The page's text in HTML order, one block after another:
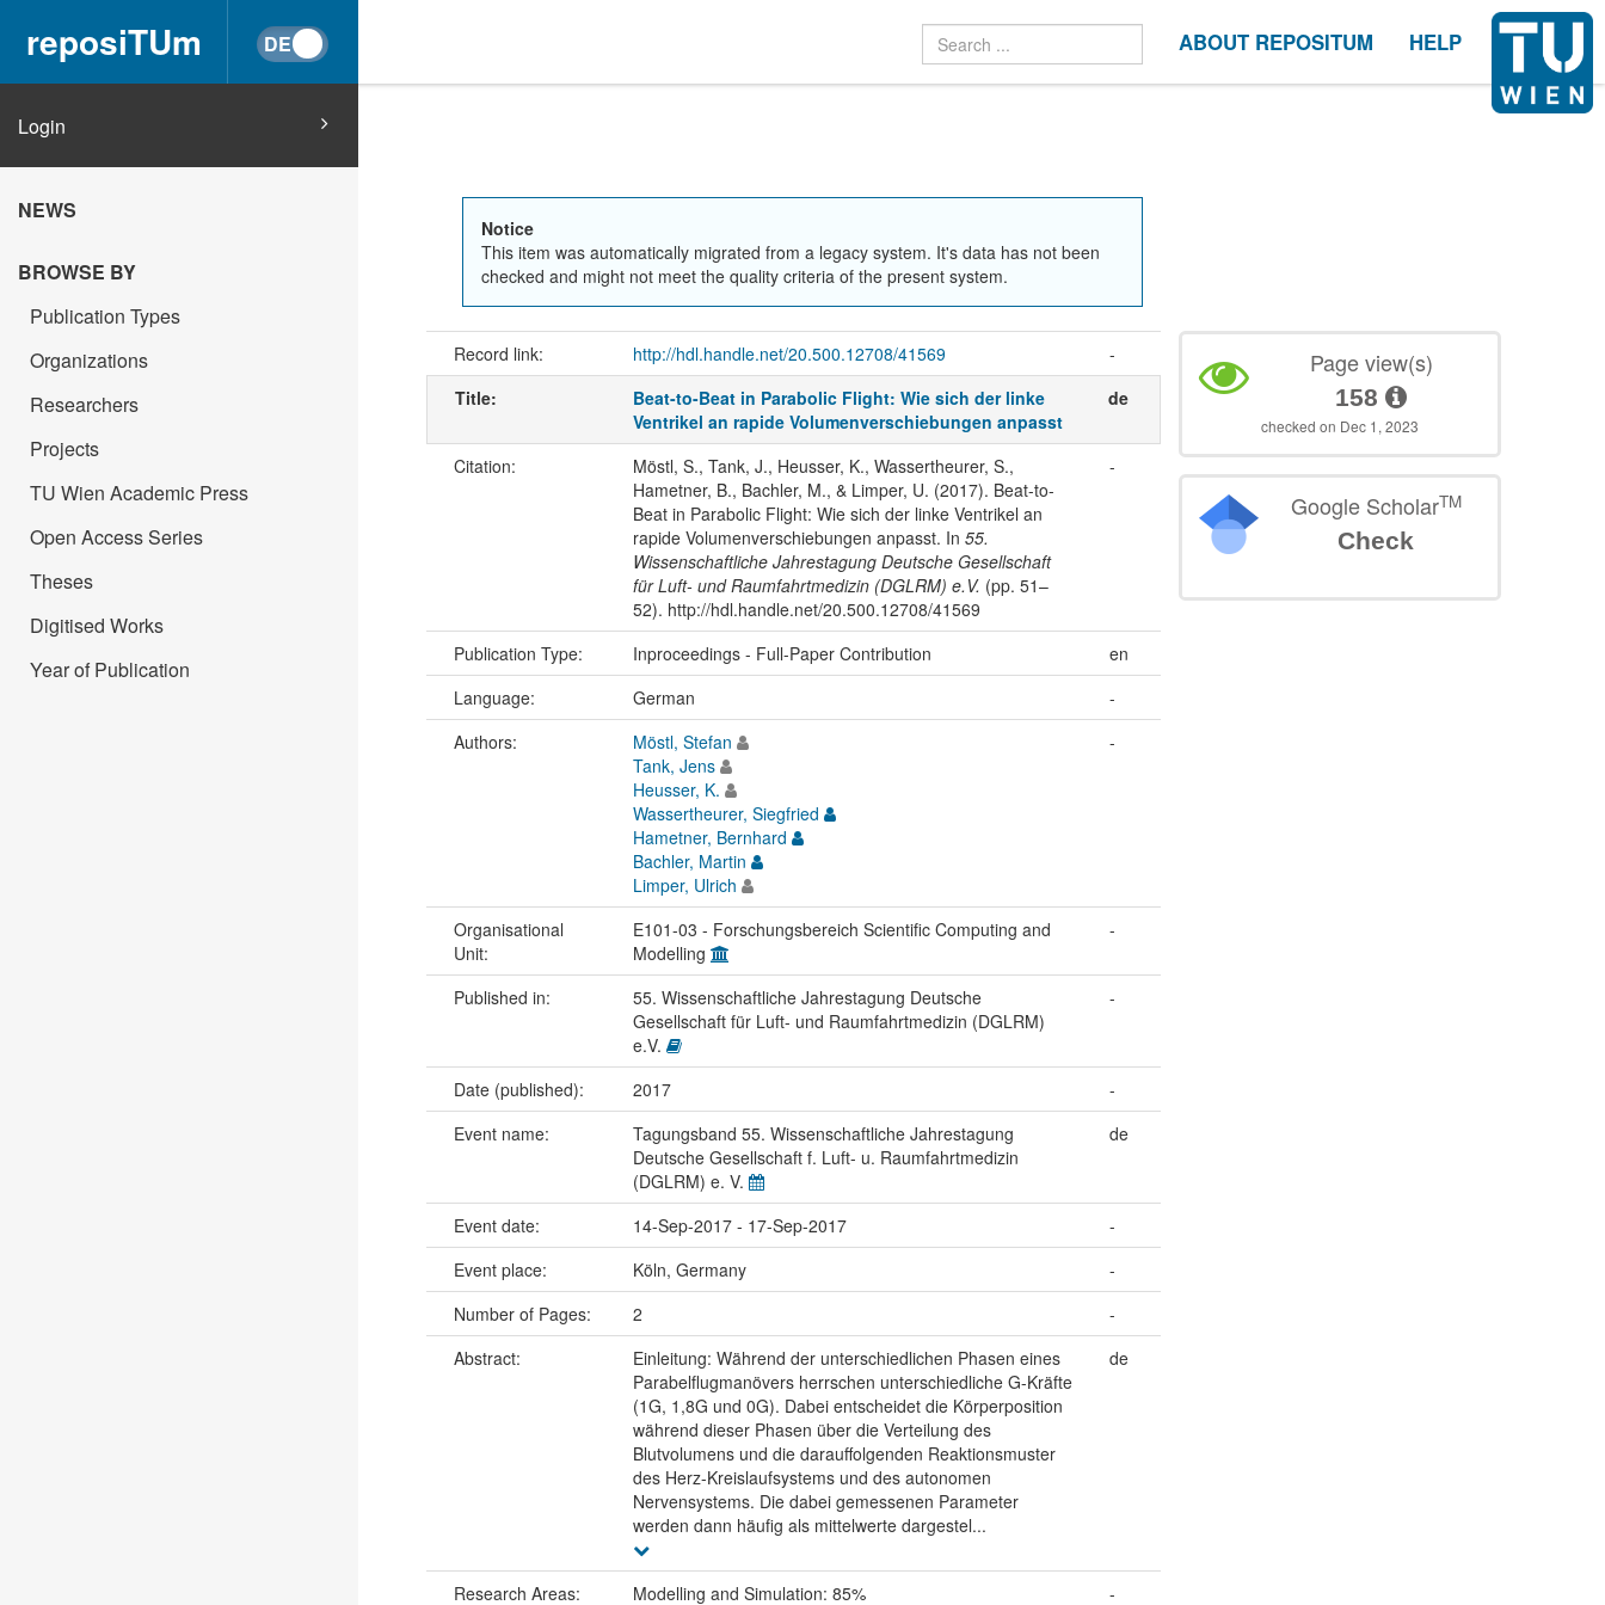
reposiTUm ABOUT REPOSITUM HELP
Login
NEWS
BROWSE BY
Publication Types
Organizations
Researchers
Projects
TU Wien Academic Press
Open Access Series
Theses
Digitised Works
Year of Publication
Notice
This item was automatically migrated from a legacy system. It's data has not been
checked and might not meet the quality criteria of the present system.
Record link: http://hdl.handle.net/20.500.12708/41569
-
Title:
Beat-to-Beat in Parabolic Flight: Wie sich der linke
Ventrikel an rapide Volumenverschiebungen anpasst
de
Citation:
Möstl, S., Tank, J., Heusser, K., Wassertheurer, S.,
Hametner, B., Bachler, M., & Limper, U. (2017). Beat-to-
Beat in Parabolic Flight: Wie sich der linke Ventrikel an
rapide Volumenverschiebungen anpasst. In 55.
Wissenschaftliche Jahrestagung Deutsche Gesellschaft
für Luft- und Raumfahrtmedizin (DGLRM) e.V. (pp. 51–
52). http://hdl.handle.net/20.500.12708/41569
-
Publication Type: Inproceedings - Full-Paper Contribution
en
Language:
German
-
Authors:
Möstl, Stefan
Tank, Jens
Heusser, K.
Wassertheurer, Siegfried
Hametner, Bernhard
Bachler, Martin
Limper, Ulrich
-
Organisational
Unit:
E101-03 - Forschungsbereich Scientific Computing and
Modelling
-
Published in:
55. Wissenschaftliche Jahrestagung Deutsche
Gesellschaft für Luft- und Raumfahrtmedizin (DGLRM)
e.V.
-
Date (published): 2017
-
Event name:
Tagungsband 55. Wissenschaftliche Jahrestagung
Deutsche Gesellschaft f. Luft- u. Raumfahrtmedizin
(DGLRM) e. V.
de
Event date: 14-Sep-2017 - 17-Sep-2017
-
Event place:
Köln, Germany
-
Number of Pages:
2
-
Abstract:
Einleitung: Während der unterschiedlichen Phasen eines
Parabelflugmanövers herrschen unterschiedliche G-Kräfte
(1G, 1,8G und 0G). Dabei entscheidet die Körperposition
während dieser Phasen über die Verteilung des
Blutvolumens und die darauffolgenden Reaktionsmuster
des Herz-Kreislaufsystems und des autonomen
Nervensystems. Die dabei gemessenen Parameter
werden dann häufig als mittelwerte dargestel...
de
Research Areas: Modelling and Simulation: 85% -
Page view(s)
158
checked on Dec 1, 2023
Google ScholarTM
Check